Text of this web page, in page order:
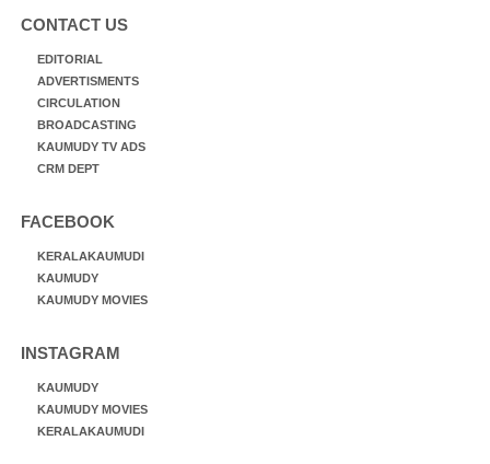
CONTACT US
EDITORIAL
ADVERTISMENTS
CIRCULATION
BROADCASTING
KAUMUDY TV ADS
CRM DEPT
FACEBOOK
KERALAKAUMUDI
KAUMUDY
KAUMUDY MOVIES
INSTAGRAM
KAUMUDY
KAUMUDY MOVIES
KERALAKAUMUDI